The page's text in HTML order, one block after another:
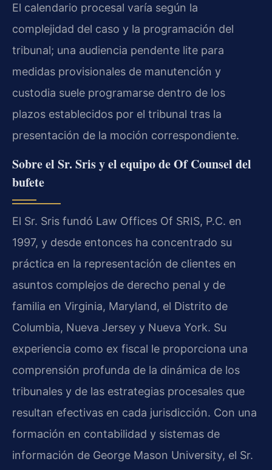
El calendario procesal varía según la
complejidad del caso y la programación del
tribunal; una audiencia pendente lite para
medidas provisionales de manutención y
custodia suele programarse dentro de los
plazos establecidos por el tribunal tras la
presentación de la moción correspondiente.
Sobre el Sr. Sris y el equipo de Of Counsel del
bufete
El Sr. Sris fundó Law Offices Of SRIS, P.C. en
1997, y desde entonces ha concentrado su
práctica en la representación de clientes en
asuntos complejos de derecho penal y de
familia en Virginia, Maryland, el Distrito de
Columbia, Nueva Jersey y Nueva York. Su
experiencia como ex fiscal le proporciona una
comprensión profunda de la dinámica de los
tribunales y de las estrategias procesales que
resultan efectivas en cada jurisdicción. Con una
formación en contabilidad y sistemas de
información de George Mason University, el Sr.